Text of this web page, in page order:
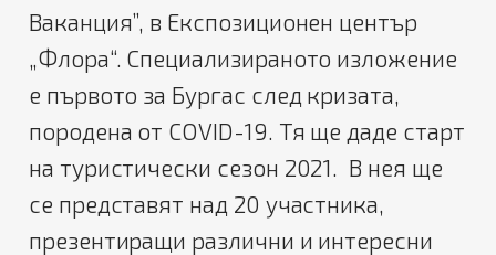
Ваканция”, в Експозиционен център
„Флора“. Специализираното изложение
е първото за Бургас след кризата,
породена от COVID-19. Тя ще даде старт
на туристически сезон 2021. В нея ще
се представят над 20 участника,
презентиращи различни и интересни